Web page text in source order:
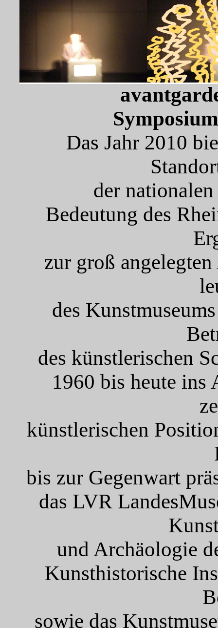
Das Jahr 2010
der
Bedeutung des
zur groß
des
des künstlerischen
1960 bis heute ins
künstlerischen
bis zur Gegenwart
das LVR
und Archäologie
Kunsthistorische
sowie das